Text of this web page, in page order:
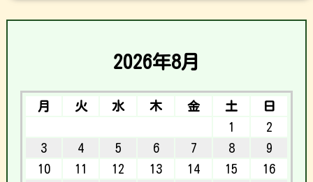
2026年8月
月 火 水 木 金 土
日
1
2
3
4 5 6 7 8
9
10
11 12 13 14 15
16